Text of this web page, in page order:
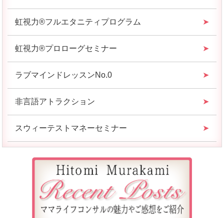
虹視力®︎フルエタニティプログラム
虹視力®︎プロローグセミナー
ラブマインドレッスンNo.0
非言語アトラクション
スウィーテストマネーセミナー